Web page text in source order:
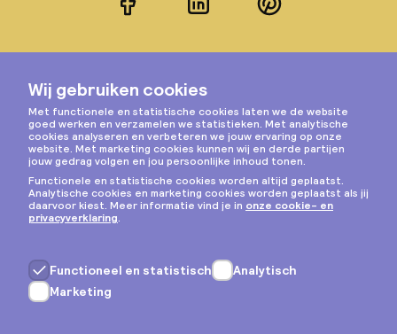
FacebookLinkedInPinterest
Instagram
Privacy & cookies
Algemene voorwaarden